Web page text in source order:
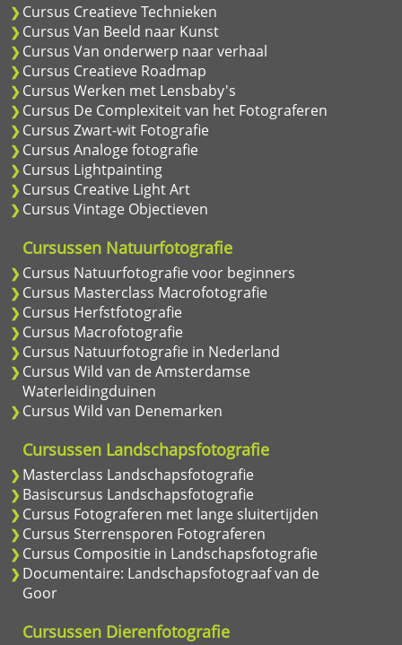
Cursus Creatieve Technieken
Cursus Van Beeld naar Kunst
Cursus Van onderwerp naar verhaal
Cursus Creatieve Roadmap
Cursus Werken met Lensbaby's
Cursus De Complexiteit van het Fotograferen
Cursus Zwart-wit Fotografie
Cursus Analoge fotografie
Cursus Lightpainting
Cursus Creative Light Art
Cursus Vintage Objectieven
Cursussen Natuurfotografie
Cursus Natuurfotografie voor beginners
Cursus Masterclass Macrofotografie
Cursus Herfstfotografie
Cursus Macrofotografie
Cursus Natuurfotografie in Nederland
Cursus Wild van de Amsterdamse
Waterleidingduinen
Cursus Wild van Denemarken
Cursussen Landschapsfotografie
Masterclass Landschapsfotografie
Basiscursus Landschapsfotografie
Cursus Fotograferen met lange sluitertijden
Cursus Sterrensporen Fotograferen
Cursus Compositie in Landschapsfotografie
Documentaire: Landschapsfotograaf van de
Goor
Cursussen Dierenfotografie